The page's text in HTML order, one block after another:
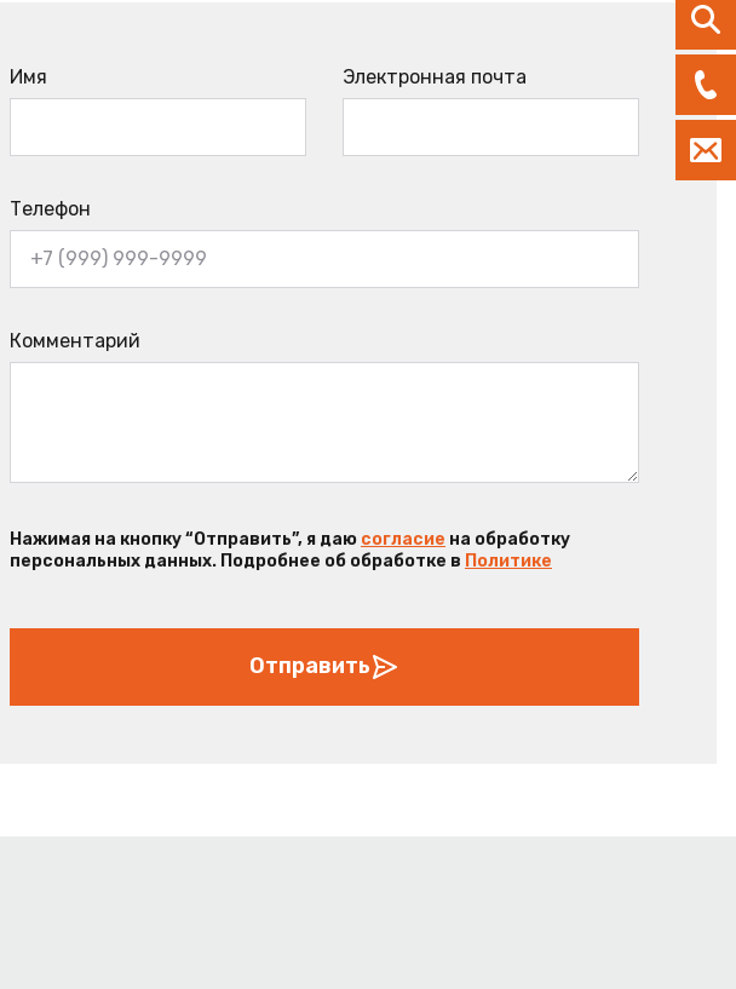
Имя Электронная почта
Телефон
Комментарий
Нажимая на кнопку “Отправить”, я даю согласие на обработку
персональных данных. Подробнее об обработке в Политике
Отправить